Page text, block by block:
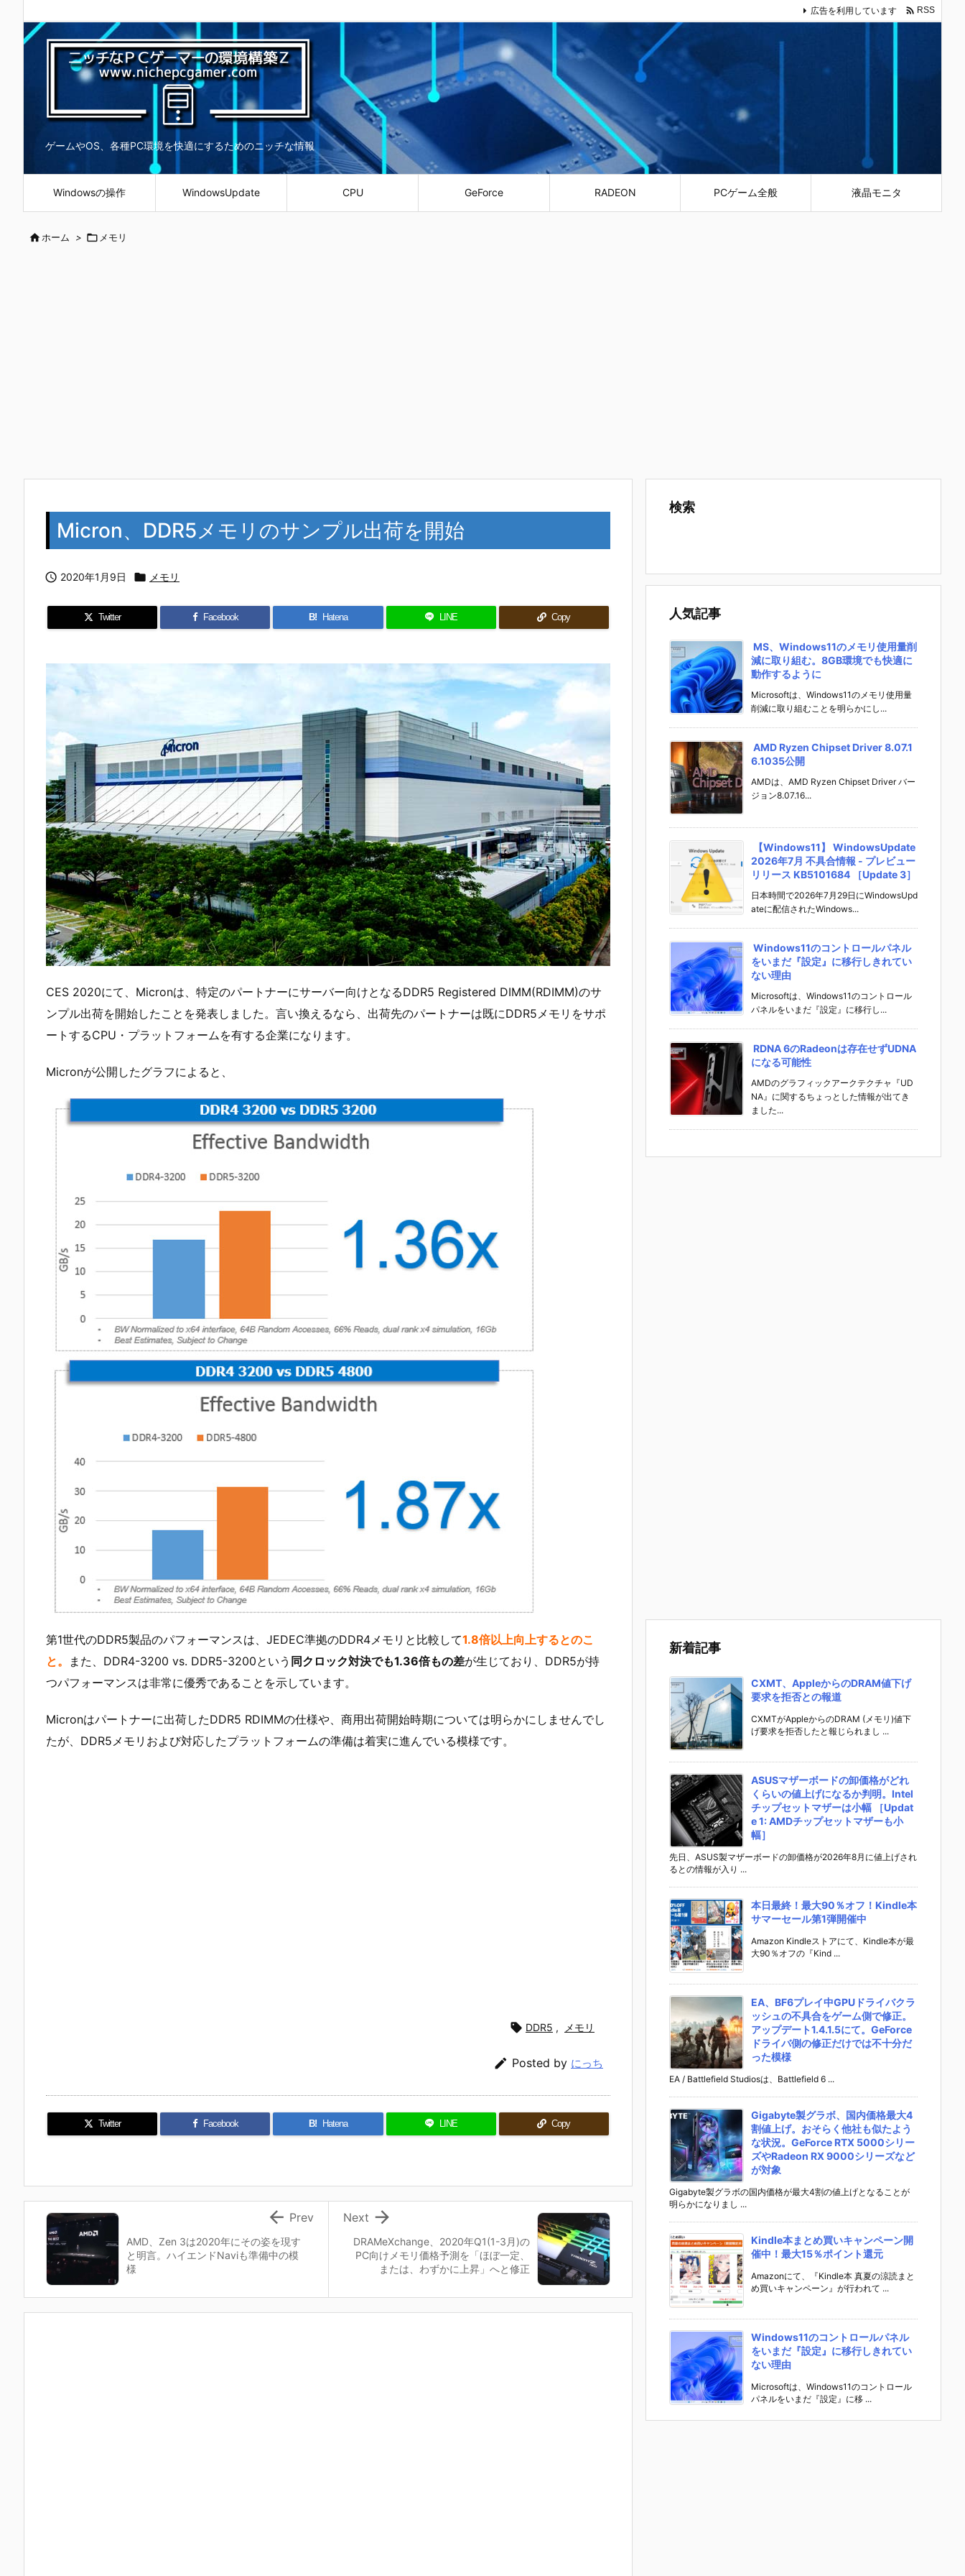
ゲームやOS、各種PC環境を快適にするためのニッチな情報
Windowsの操作 WindowsUpdate CPU GeForce RADEON PCゲーム全般 液晶モニタ
広告を利用しています  RSS
ホーム >  メモリ
Micron、DDR5メモリのサンプル出荷を開始
 2020年1月9日  メモリ
Twitter Facebook B! Hatena LINE Copy
CES 2020にて、Micronは、特定のパートナーにサーバー向けとなるDDR5 Registered DIMM(RDIMM)のサ
ンプル出荷を開始したことを発表しました。言い換えるなら、出荷先のパートナーは既にDDR5メモリをサポ
ートするCPU・プラットフォームを有する企業になります。
Micronが公開したグラフによると、
第1世代のDDR5製品のパフォーマンスは、JEDEC準拠のDDR4メモリと比較して1.8倍以上向上するとのこ
と。
また、DDR4-3200 vs. DDR5-3200という 同クロック対決でも1.36倍もの差が生じており、DDR5が持
つパフォーマンスは非常に優秀であることを示しています。
Micronはパートナーに出荷したDDR5 RDIMMの仕様や、商用出荷開始時期については明らかにしませんでし
たが、DDR5メモリおよび対応したプラットフォームの準備は着実に進んでいる模様です。
 DDR5 , メモリ
 Posted by にっち
Twitter Facebook B! Hatena LINE Copy
DRAMeXchange、2020年Q1(1-3月)の
PC向けメモリ価格予測を「ほぼ一定、
または、わずかに上昇」へと修正

Next
AMD、Zen 3は2020年にその姿を現す
と明言。ハイエンドNaviも準備中の模
様
 Prev
検索
人気記事
MS、Windows11のメモリ使用量削
減に取り組む。8GB環境でも快適に
動作するように
Microsoftは、Windows11のメモリ使用量
削減に取り組むことを明らかにし...
AMD Ryzen Chipset Driver 8.07.1
6.1035公開
AMDは、AMD Ryzen Chipset Driver バー
ジョン8.07.16...
【Windows11】 WindowsUpdate
2026年7月 不具合情報 - プレビュー
リリース KB5101684 ［Update 3］
日本時間で2026年7月29日にWindowsUpd
ateに配信されたWindows...
Windows11のコントロールパネル
をいまだ『設定』に移行しきれてい
ない理由
Microsoftは、Windows11のコントロール
パネルをいまだ『設定』に移行し...
RDNA 6のRadeonは存在せずUDNA
になる可能性
AMDのグラフィックアークテクチャ『UD
NA』に関するちょっとした情報が出てき
ました...
新着記事
CXMT、AppleからのDRAM値下げ
要求を拒否との報道
CXMTがAppleからのDRAM (メモリ)値下
げ要求を拒否したと報じられまし ...
ASUSマザーボードの卸価格がどれ
くらいの値上げになるか判明。Intel
チップセットマザーは小幅 ［Updat
e 1: AMDチップセットマザーも小
幅］
先日、ASUS製マザーボードの卸価格が2026年8月に値上げされ
るとの情報が入り ...
本日最終！最大90％オフ！Kindle本
サマーセール第1弾開催中
Amazon Kindleストアにて、Kindle本が最
大90％オフの『Kind ...
EA、BF6プレイ中GPUドライバクラ
ッシュの不具合をゲーム側で修正。
アップデート1.4.1.5にて。GeForce
ドライバ側の修正だけでは不十分だ
った模様
EA / Battlefield Studiosは、Battlefield 6 ...
Gigabyte製グラボ、国内価格最大4
割値上げ。おそらく他社も似たよう
な状況。GeForce RTX 5000シリー
ズやRadeon RX 9000シリーズなど
が対象
Gigabyte製グラボの国内価格が最大4割の値上げとなることが
明らかになりまし ...
Kindle本まとめ買いキャンペーン開
催中！最大15％ポイント還元
Amazonにて、『Kindle本 真夏の涼読まと
め買いキャンペーン』が行われて ...
Windows11のコントロールパネル
をいまだ『設定』に移行しきれてい
ない理由
Microsoftは、Windows11のコントロール
パネルをいまだ『設定』に移 ...